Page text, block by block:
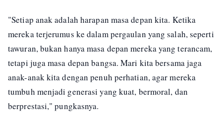
"Setiap anak adalah harapan masa depan kita. Ketika
mereka terjerumus ke dalam pergaulan yang salah, seperti
tawuran, bukan hanya masa depan mereka yang terancam,
tetapi juga masa depan bangsa. Mari kita bersama jaga
anak-anak kita dengan penuh perhatian, agar mereka
tumbuh menjadi generasi yang kuat, bermoral, dan
berprestasi," pungkasnya.